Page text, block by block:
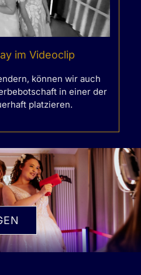
im Videoclip
können wir auch
in einer der
platzieren.